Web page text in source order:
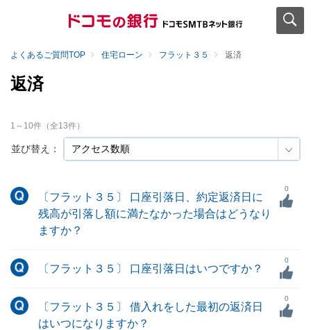
よくあるご質問TOP 住宅ローン フラット３５ 返済
返済
並び替え：
1 ～ 10件（全13件）
〔フラット３５〕 口座引落日、約定返済日に
残高が引落し額に満たなかった場合はどうなり
ますか？
0
〔フラット３５〕 口座引落日はいつですか？
0
〔フラット３５〕 借入れをした最初の返済日
はいつになりますか？
0